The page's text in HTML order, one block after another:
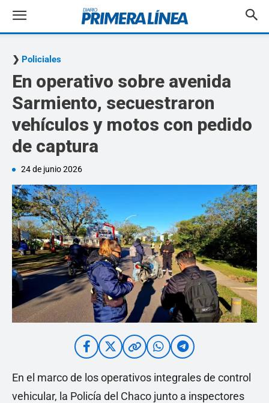
Policiales
En operativo sobre avenida
Sarmiento, secuestraron
vehículos y motos con pedido
de captura
24 de junio 2026
En el marco de los operativos integrales de control
vehicular, la Policía del Chaco junto a inspectores